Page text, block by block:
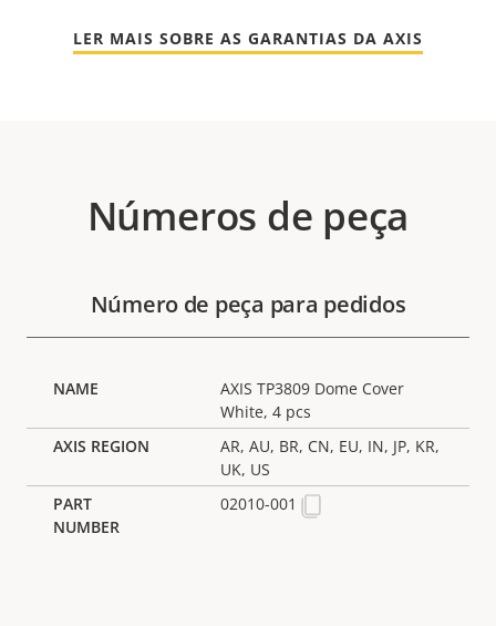
LER MAIS SOBRE AS GARANTIAS DA AXIS
Números de peça
Número de peça para pedidos
AXIS TP3809 Dome Cover
White, 4 pcs
AR, AU, BR, CN, EU, IN, JP, KR,
UK, US
02010-001